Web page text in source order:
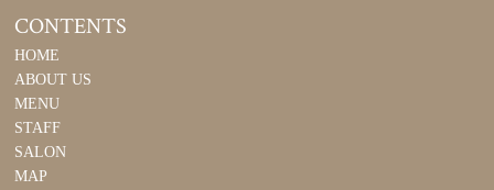
CONTENTS
HOME
ABOUT US
MENU
STAFF
SALON
MAP